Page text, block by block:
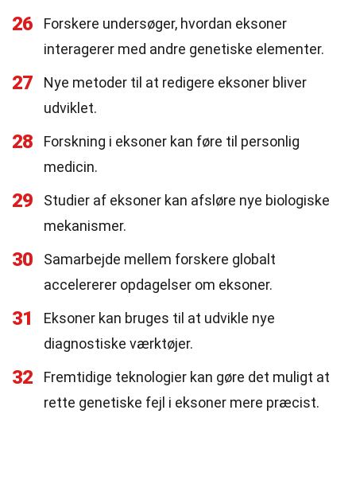
26
Forskere undersøger, hvordan eksoner
interagerer med andre genetiske elementer.
27
Nye metoder til at redigere eksoner bliver
udviklet.
28
Forskning i eksoner kan føre til personlig
medicin.
29
Studier af eksoner kan afsløre nye biologiske
mekanismer.
30
Samarbejde mellem forskere globalt
accelererer opdagelser om eksoner.
31
Eksoner kan bruges til at udvikle nye
diagnostiske værktøjer.
32
Fremtidige teknologier kan gøre det muligt at
rette genetiske fejl i eksoner mere præcist.